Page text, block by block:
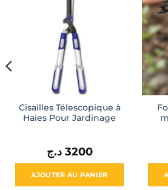
Cisailles Télescopique à
Haies Pour Jardinage
3200 د.ج
AJOUTER AU PANIER